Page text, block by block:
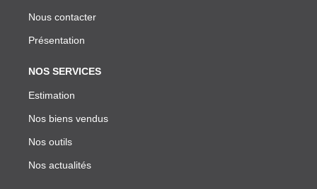
Nous contacter
Présentation
NOS SERVICES
Estimation
Nos biens vendus
Nos outils
Nos actualités